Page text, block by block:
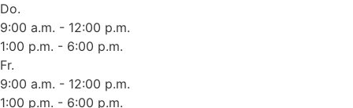
Do.
9:00 a.m. - 12:00 p.m.
1:00 p.m. - 6:00 p.m.
Fr.
9:00 a.m. - 12:00 p.m.
1:00 p.m. - 6:00 p.m.